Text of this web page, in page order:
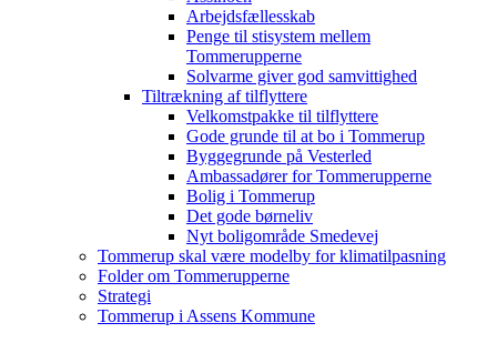
Arbejdsfællesskab
Penge til stisystem mellem
Tommerupperne
Solvarme giver god samvittighed
Tiltrækning af tilflyttere
Velkomstpakke til tilflyttere
Gode grunde til at bo i Tommerup
Byggegrunde på Vesterled
Ambassadører for Tommerupperne
Bolig i Tommerup
Det gode børneliv
Nyt boligområde Smedevej
Tommerup skal være modelby for klimatilpasning
Folder om Tommerupperne
Strategi
Tommerup i Assens Kommune